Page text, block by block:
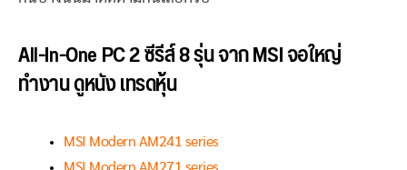
All-In-One PC 2 ซีรีส์ 8 รุ่น จาก MSI จอใหญ่
ทำงาน ดูหนัง เทรดหุ้น
MSI Modern AM241 series
MSI Modern AM271 series